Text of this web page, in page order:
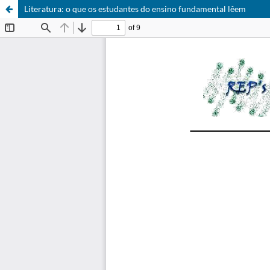
Literatura: o que os estudantes do ensino fundamental lêem